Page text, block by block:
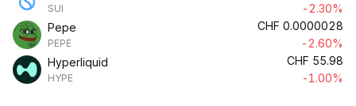
SUI
-2.30%
Pepe
PEPE
CHF 0.0000028
-2.60%
Hyperliquid
HYPE
CHF 55.98
-1.00%